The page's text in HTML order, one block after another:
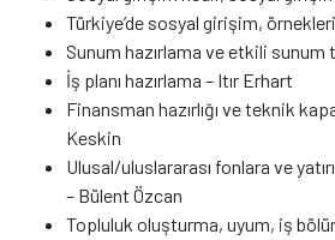
Türkiye’de sosyal girişim,
Sunum hazırlama ve etkili sunum
İş planı hazırlama – Itır Erhart
Finansman hazırlığı ve teknik
Keskin
Ulusal/uluslararası fonlara ve
– Bülent Özcan
Topluluk oluşturma, uyum, iş